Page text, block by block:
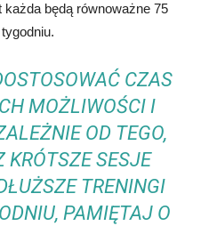
będą równoważne 75
CZAS
MOŻLIWOŚCI I
OD TEGO,
KRÓTSZE SESJE
TRENINGI
PAMIĘTAJ O